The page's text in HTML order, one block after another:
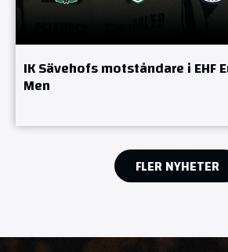
IK Sävehofs motståndare i EHF
Men
FLER NYHETER